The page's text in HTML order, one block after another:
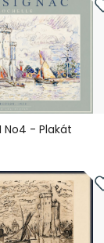
No4 - Plakát